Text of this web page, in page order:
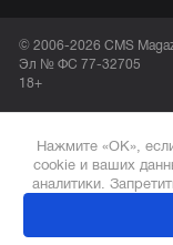
© 2006-2026 CMS
Эл № ФС 77-32705
18+
Нажмите «ОК»,
cookie и ваших
аналитики.